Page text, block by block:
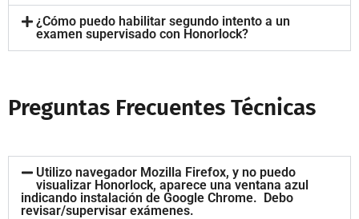
¿Cómo puedo habilitar segundo intento a un
examen supervisado con Honorlock?
Preguntas Frecuentes Técnicas
Utilizo navegador Mozilla Firefox, y no puedo
visualizar Honorlock, aparece una ventana azul
indicando instalación de Google Chrome. Debo
revisar/supervisar exámenes.